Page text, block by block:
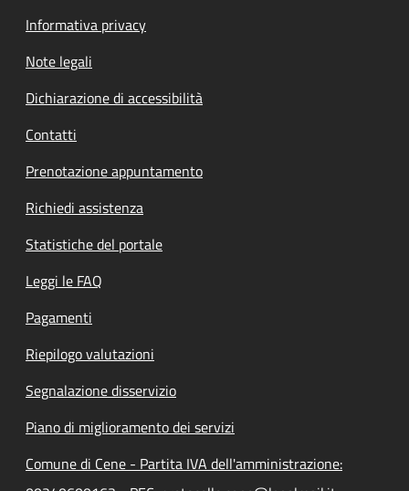
Informativa privacy
Note legali
Dichiarazione di accessibilità
Contatti
Prenotazione appuntamento
Richiedi assistenza
Statistiche del portale
Leggi le FAQ
Pagamenti
Riepilogo valutazioni
Segnalazione disservizio
Piano di miglioramento dei servizi
Comune di Cene - Partita IVA dell'amministrazione: